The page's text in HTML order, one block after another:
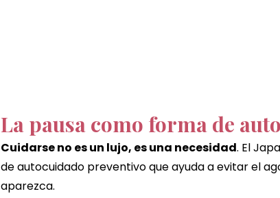
La pausa como forma de
Cuidarse no es un lujo, es una necesidad. El
de autocuidado preventivo que ayuda a evitar el
aparezca.